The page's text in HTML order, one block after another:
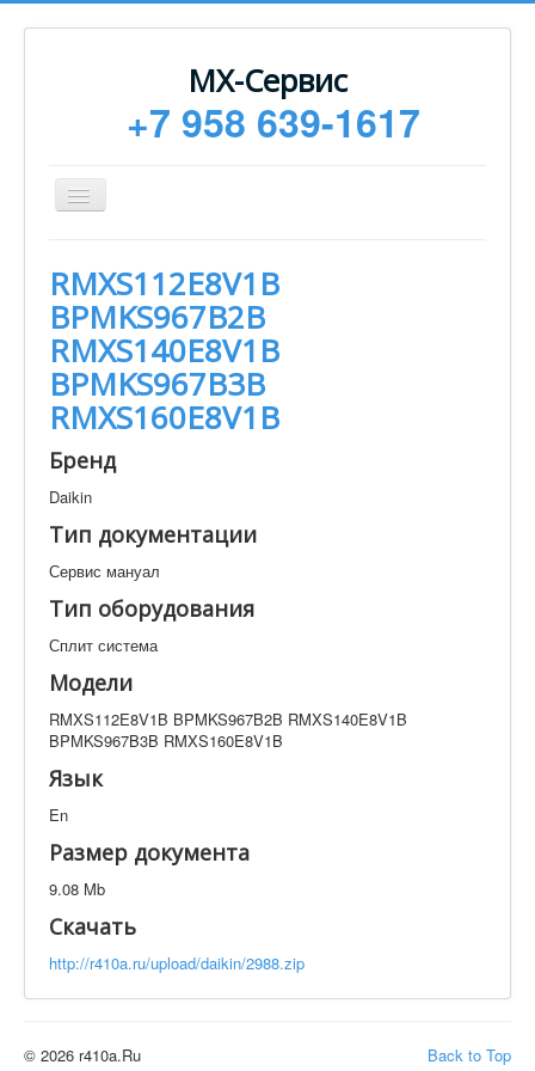
МХ-Сервис
+7 958 639-1617
Toggle
Navigation
Монтаж
Сервисное обслуживание
Техническая документация
Статьи
Новости
Контакты
Техническая документация
RMXS112E8V1B BPMKS967B2B RMXS140E8V1B
BPMKS967B3B RMXS160E8V1B
Искать
Производитель Тип документации
Элементов на страницу
RMXS112E8V1B
BPMKS967B2B
RMXS140E8V1B
BPMKS967B3B
RMXS160E8V1B
Бренд
Daikin
Тип документации
Сервис мануал
Тип оборудования
Сплит система
Модели
RMXS112E8V1B BPMKS967B2B RMXS140E8V1B
BPMKS967B3B RMXS160E8V1B
Язык
En
Размер документа
9.08 Mb
Скачать
http://r410a.ru/upload/daikin/2988.zip
Back to Top
© 2026 r410a.Ru